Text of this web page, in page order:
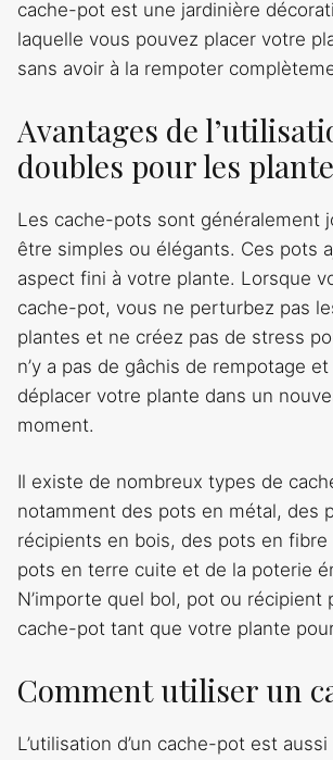
cache-pot est une jardinière
laquelle vous pouvez placer votre
sans avoir à la rempoter
Avantages de
doubles pour les
Les cache-pots sont généralement
être simples ou élégants. Ces pots
aspect fini à votre plante. Lorsque
cache-pot, vous ne perturbez pas
plantes et ne créez pas de stress
n’y a pas de gâchis de rempotage
déplacer votre plante dans un
moment.
Il existe de nombreux types de
notamment des pots en métal, des
récipients en bois, des pots en fibre
pots en terre cuite et de la poterie
N’importe quel bol, pot ou récipient
cache-pot tant que votre plante
Comment utiliser un
L’utilisation d’un cache-pot est